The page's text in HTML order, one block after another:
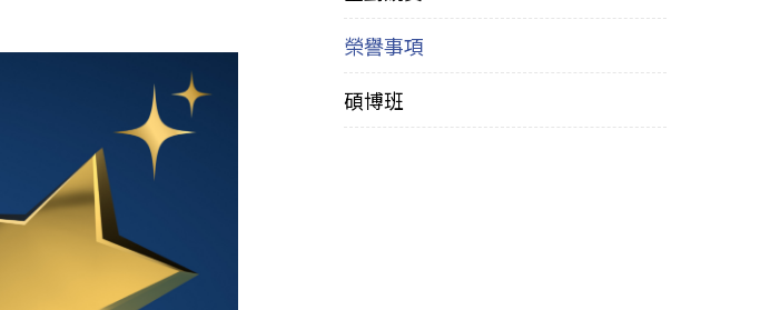
榮譽事項
碩博班